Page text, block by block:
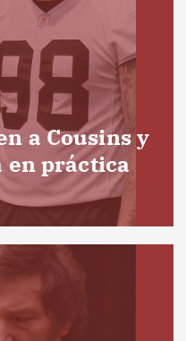
a Cousins y
en práctica